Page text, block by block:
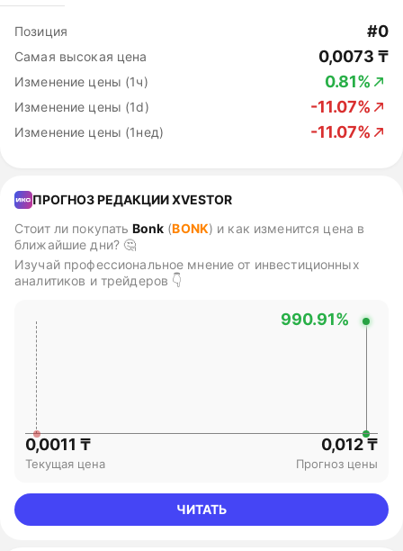
Позиция #0
Самая высокая цена 0,0073 ₸
Изменение цены (1ч) 0.81%
Изменение цены (1d) -11.07%
Изменение цены (1нед) -11.07%
ПРОГНОЗ РЕДАКЦИИ XVESTOR
Стоит ли покупать Bonk (BONK) и как изменится цена в
ближайшие дни? 🤔
Изучай профессиональное мнение от инвестиционных
аналитиков и трейдеров 👇
990.91%
0,0011 ₸
Текущая цена
0,012 ₸
Прогноз цены
ЧИТАТЬ